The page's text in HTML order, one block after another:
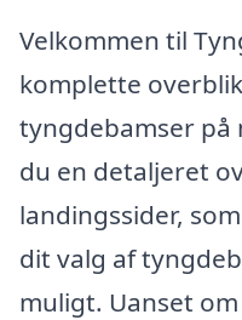
Velkommen til
komplette
tyngdebamser
du en detaljeret
landingssider,
dit valg af
muligt. Uanset